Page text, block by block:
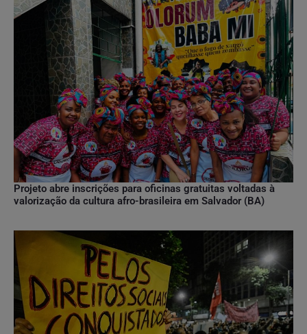
Projeto abre inscrições para oficinas gratuitas voltadas à
valorização da cultura afro-brasileira em Salvador (BA)